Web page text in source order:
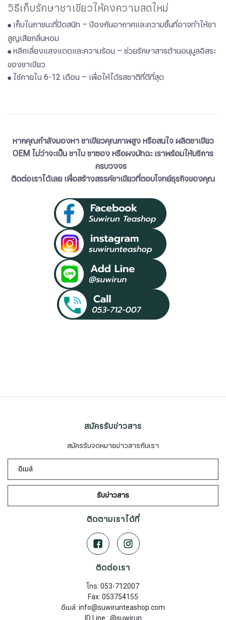
วิธีเก็บรักษาชาเขียวให้คงความสดใหม่
● ​​​​​​​​​​​​​​เก็บในภาชนะที่ปิดสนิท – ป้องกันอากาศและความชื้นที่อาจทำให้ชา
สูญเสียกลิ่นหอม
● หลีกเลี่ยงแสงแดดและความร้อน – ช่วยรักษาสารต้านอนุมูลอิสระ
ของชาเขียว
● ใช้ภายใน 6-12 เดือน – เพื่อให้ได้รสชาติที่ดีที่สุด
หากคุณกำลังมองหา ชาเขียวคุณภาพสูง หรือสนใจ ผลิตชาเขียว
OEM ไม่ว่าจะเป็น ชาใบ ชาซอง หรือผงมัทฉะ เราพร้อมให้บริการ
ครบวงจร
​​​​​​​ติดต่อเราได้เลย เพื่อสร้างสรรค์ชาเขียวที่ตอบโจทย์ธุรกิจของคุณ
สมัครรับข่าวสาร
สมัครรับจดหมายข่าวสารกับเรา
รับข่าวสาร
ติดตามเราได้ที่
ติดต่อเรา
โทร: 053-712007
Fax: 053754155
อีเมล์: info@suwirunteashop.com